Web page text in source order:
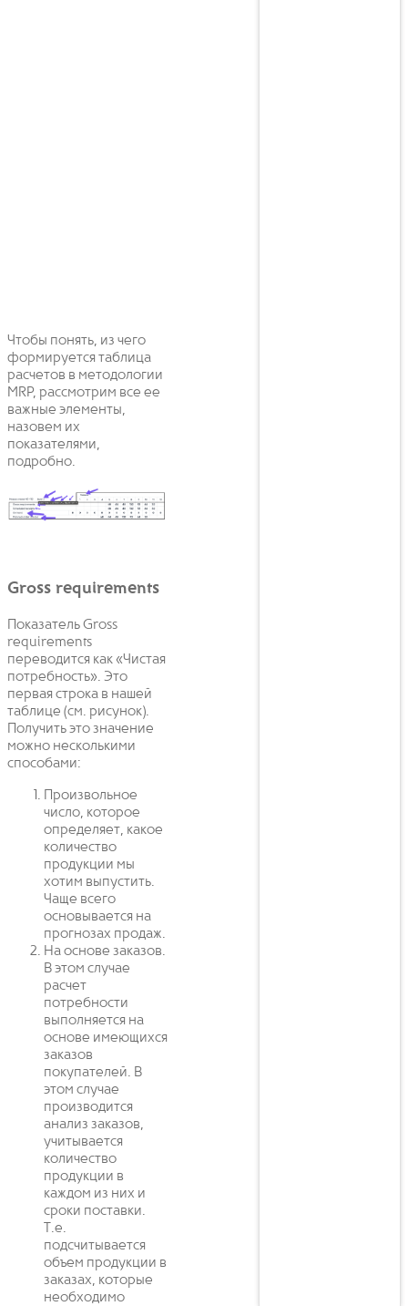
Чтобы понять, из чего
формируется таблица
расчетов в методологии
MRP, рассмотрим все ее
важные элементы,
назовем их
показателями,
подробно.
Gross requirements
Показатель Gross
requirements
переводится как «Чистая
потребность». Это
первая строка в нашей
таблице (см. рисунок).
Получить это значение
можно несколькими
способами:
Произвольное
число, которое
определяет, какое
количество
продукции мы
хотим выпустить.
Чаще всего
основывается на
прогнозах продаж.
На основе заказов.
В этом случае
расчет
потребности
выполняется на
основе имеющихся
заказов
покупателей. В
этом случае
производится
анализ заказов,
учитывается
количество
продукции в
каждом из них и
сроки поставки.
Т.е.
подсчитывается
объем продукции в
заказах, которые
необходимо